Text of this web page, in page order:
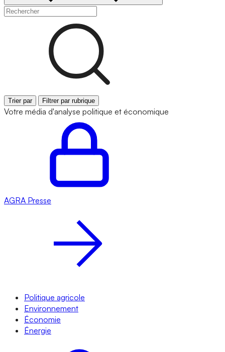
Trier par Filtrer par rubrique
Votre média d'analyse politique et économique
AGRA Presse
Politique agricole
Environnement
Économie
Énergie